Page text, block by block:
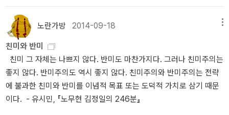
에게 노무현의 삶과 죽음, 그리고 그가 간절히 꿈꾸었던 ‘사람 사는 세
상’의 의미를 되새겨볼 수 있도록 도와줄 것이다. 《만화 김대중》, 《만
화 박정희》로 주목받았던 시사만화가 백무현이 그리고 썼다. (알라딘
소개) 백무현 만화가는 역대 대통령 만화책을 꾸준히 내서 전권 구
입했는데, 현직 대통령을 그린 책도 있군요.<박근혜는 아무도 못말려
> 대통령 뿐 아니라 문재인과 기업인 정주영도 있네요.
올해는 노무현 대통령 관련 책을 사지 않이서 만화책 출간 후
원하는 것으로 대신했습니다~ 접힌 부분 펼치기 ▼ 펼친 부분 접기
노란가방 2014-09-18
친미와 반미
친미 그 자체는 나쁘지 않다. 반미도 마찬가지다. 그러나 친미주의는
좋지 않다. 반미주의도 역시 좋지 않다. 친미주의와 반미주의는 전략
에 불과한 친미와 반미를 이념적 목표 또는 도덕적 가치로 삼기 때문
이다. - 유시민, 『노무현 김정일의 246분』